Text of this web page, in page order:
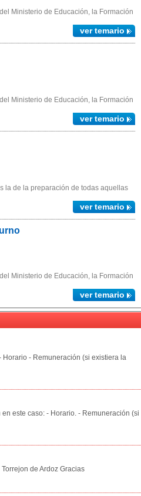
Ministerio de Educación, la Formación
ver temario
Ministerio de Educación, la Formación
ver temario
la de la preparación de todas aquellas
ver temario
Ministerio de Educación, la Formación
ver temario
Horario - Remuneración (si existiera la
este caso: - Horario. - Remuneración (si
de Ardoz Gracias